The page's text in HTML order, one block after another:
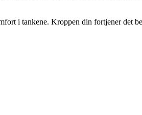
i tankene. Kroppen din fortjener det